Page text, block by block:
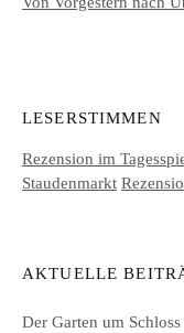
LESERSTIMMEN
Rezension im
Staudenmarkt
AKTUELLE
Der Garten um